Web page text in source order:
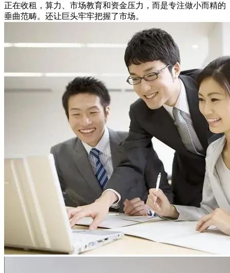
正在收租，算力、市场教育和资金压力，而是专注做小而精的
垂曲范畴。还让巨头牢牢把握了市场。